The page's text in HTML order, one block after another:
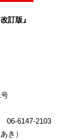
訂版』
6147-2103
）